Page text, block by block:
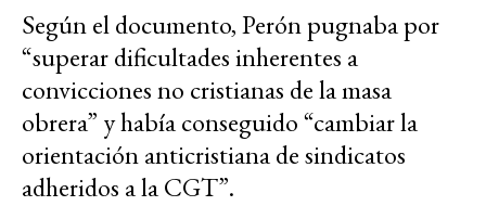
Según el documento, Perón pugnaba por
“superar dificultades inherentes a
convicciones no cristianas de la masa
obrera” y había conseguido “cambiar la
orientación anticristiana de sindicatos
adheridos a la CGT”.